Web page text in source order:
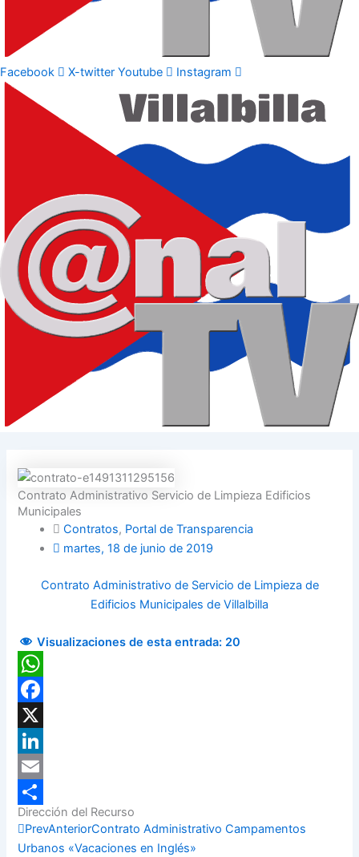
Facebook X-twitter Youtube Instagram
Contrato Administrativo Servicio de Limpieza Edificios
Municipales
Contratos, Portal de Transparencia
martes, 18 de junio de 2019
Contrato Administrativo de Servicio de Limpieza de
Edificios Municipales de Villalbilla
Visualizaciones de esta entrada: 20
WhatsApp
Facebook
X
LinkedIn
Email
Compartir
Dirección del Recurso
PrevAnteriorContrato Administrativo Campamentos
Urbanos «Vacaciones en Inglés»